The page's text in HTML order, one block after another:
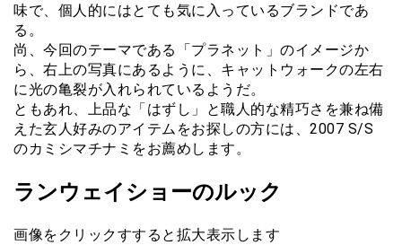
味で、個人的にはとても気に入っているブランドであ
る。
尚、今回のテーマである「プラネット」のイメージか
ら、右上の写真にあるように、キャットウォークの左右
に光の亀裂が入れられているようだ。
ともあれ、上品な「はずし」と職人的な精巧さを兼ね備
えた玄人好みのアイテムをお探しの方には、2007 S/S
のカミシマチナミをお薦めします。
ランウェイショーのルック
画像をクリックすすると拡大表示します